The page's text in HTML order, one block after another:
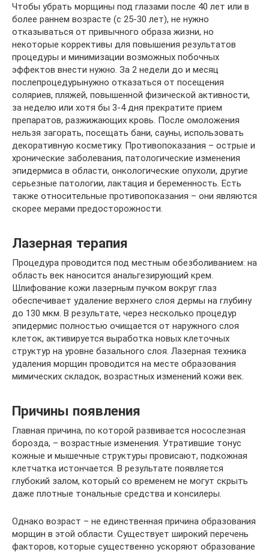
Чтобы убрать морщины под глазами после 40 лет или в
более раннем возрасте (с 25-30 лет), не нужно
отказываться от привычного образа жизни, но
некоторые коррективы для повышения результатов
процедуры и минимизации возможных побочных
эффектов внести нужно. За 2 недели до и месяц
послепроцедурынужно отказаться от посещения
соляриев, пляжей, повышенной физической активности,
за неделю или хотя бы 3-4 дня прекратите прием
препаратов, разжижающих кровь. После омоложения
нельзя загорать, посещать бани, сауны, использовать
декоративную косметику. Противопоказания – острые и
хронические заболевания, патологические изменения
эпидермиса в области, онкологические опухоли, другие
серьезные патологии, лактация и беременность. Есть
также относительные противопоказания – они являются
скорее мерами предосторожности.
Лазерная терапия
Процедура проводится под местным обезболиванием: на
область век наносится анальгезирующий крем.
Шлифование кожи лазерным пучком вокруг глаз
обеспечивает удаление верхнего слоя дермы на глубину
до 130 мкм. В результате, через несколько процедур
эпидермис полностью очищается от наружного слоя
клеток, активируется выработка новых клеточных
структур на уровне базального слоя. Лазерная техника
удаления морщин проводится на месте образования
мимических складок, возрастных изменений кожи век.
Причины появления
Главная причина, по которой развивается носослезная
борозда, – возрастные изменения. Утратившие тонус
кожные и мышечные структуры провисают, подкожная
клетчатка истончается. В результате появляется
глубокий залом, который со временем не могут скрыть
даже плотные тональные средства и консилеры.
Однако возраст – не единственная причина образования
морщин в этой области. Существует широкий перечень
факторов, которые существенно ускоряют образование